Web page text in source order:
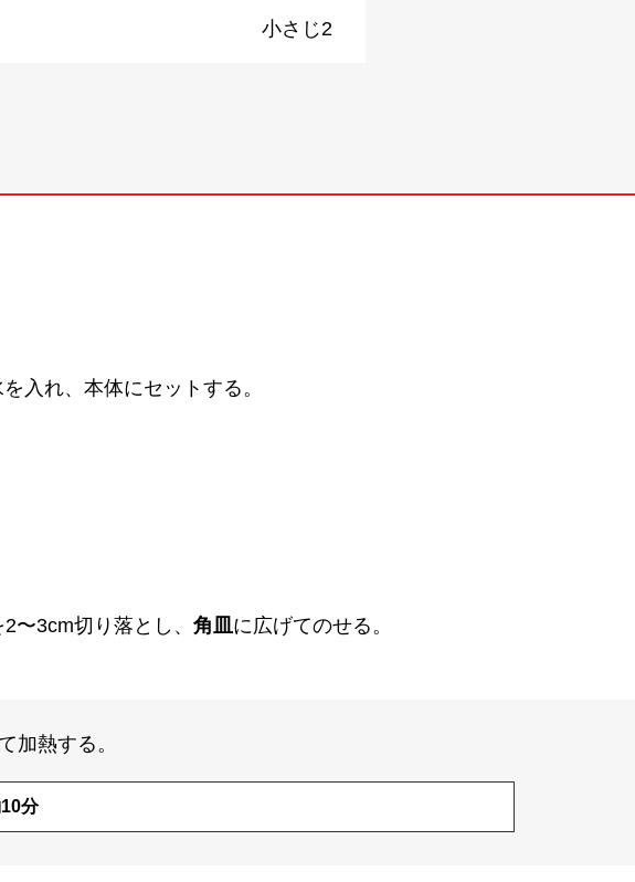
小さじ2
入れ、本体にセットする。
〜3cm切り落とし、 角皿に広げてのせる。
加熱する。
分